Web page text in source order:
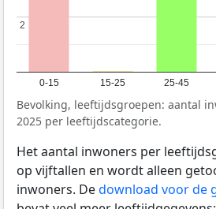
0-15 15-25 25-45
2
2
Bevolking, leeftijdsgroepen: aantal
2025 per leeftijdscategorie.
Het aantal inwoners per
op vijftallen en wordt alleen
inwoners. Dedownload voor de